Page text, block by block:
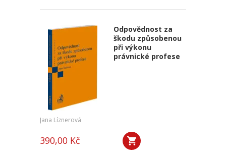
Odpovědnost za
škodu způsobenou
při výkonu
právnické profese
Jana Líznerová
390,00 Kč